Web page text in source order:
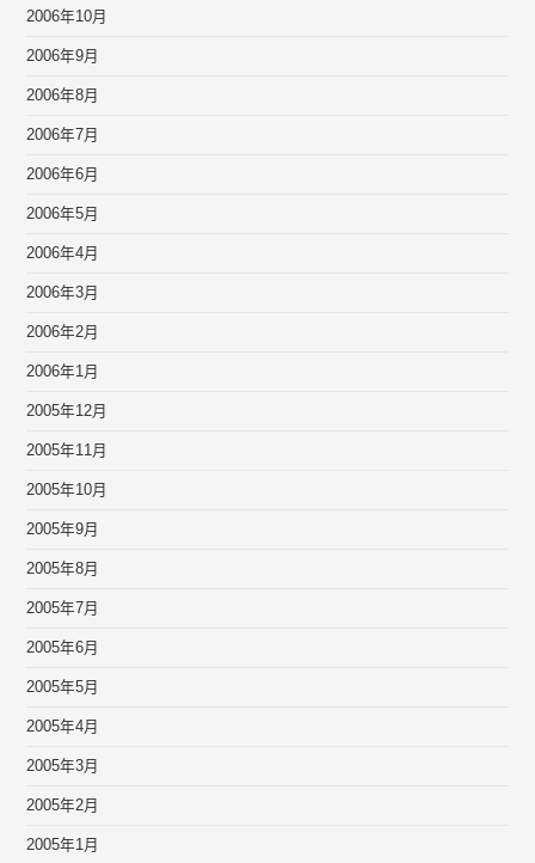
2006年10月
2006年9月
2006年8月
2006年7月
2006年6月
2006年5月
2006年4月
2006年3月
2006年2月
2006年1月
2005年12月
2005年11月
2005年10月
2005年9月
2005年8月
2005年7月
2005年6月
2005年5月
2005年4月
2005年3月
2005年2月
2005年1月